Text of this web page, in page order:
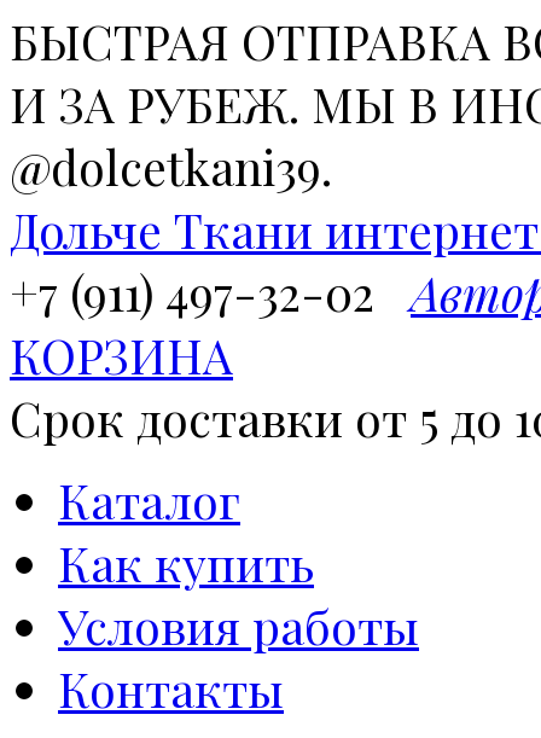
БЫСТРАЯ ОТПРАВКА
И ЗА РУБЕЖ. МЫ В
@dolcetkani39.
Дольче Ткани
+7 (911) 497-32-02
КОРЗИНА
Срок доставки от 5 до
Каталог
Как купить
Условия работы
Контакты